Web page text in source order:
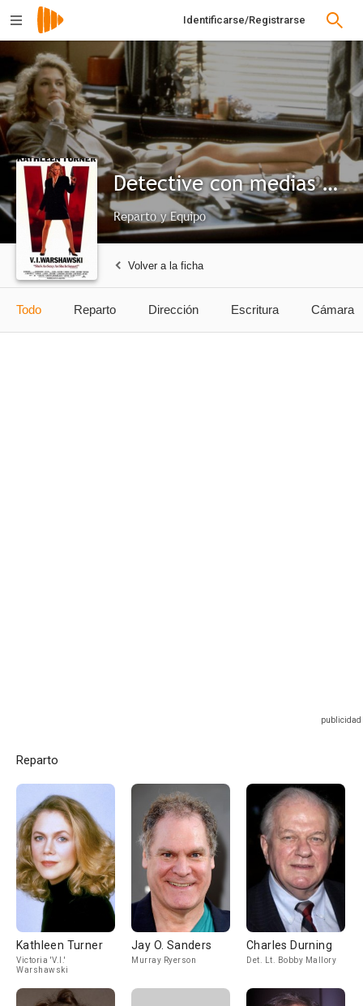
Identificarse/Registrarse
Detective con medias de seda
Reparto y Equipo
Volver a la ficha
Todo Reparto Dirección Escritura Cámara
Reparto
Kathleen Turner
Victoria 'V.I.'
Warshawski
Jay O. Sanders
Murray Ryerson
Charles Durning
Det. Lt. Bobby Mallory